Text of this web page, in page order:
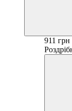
911 грн